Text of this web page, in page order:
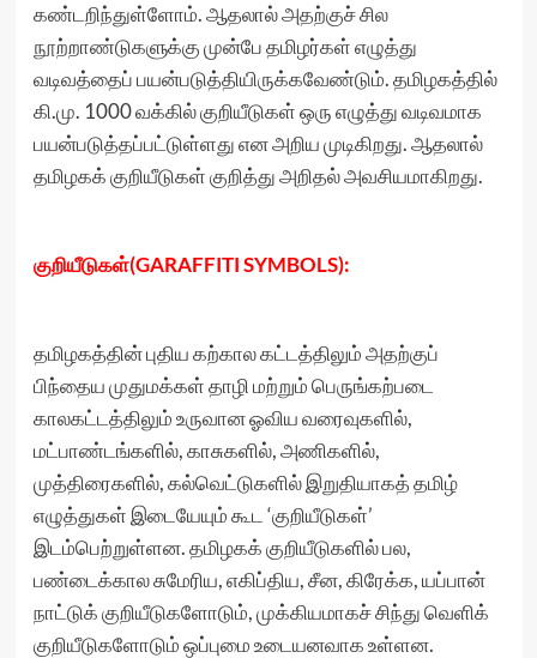
கண்டறிந்துள்ளோம். ஆதலால் அதற்குச் சில
நூற்றாண்டுகளுக்கு முன்பே தமிழர்கள் எழுத்து
வடிவத்தைப் பயன்படுத்தியிருக்கவேண்டும். தமிழகத்தில்
கி.மு. 1000 வக்கில் குறியீடுகள் ஒரு எழுத்து வடிவமாக
பயன்படுத்தப்பட்டுள்ளது என அறிய முடிகிறது. ஆதலால்
தமிழகக் குறியீடுகள் குறித்து அறிதல் அவசியமாகிறது.
குறியீடுகள்(GARAFFITI SYMBOLS):
தமிழகத்தின் புதிய கற்கால கட்டத்திலும் அதற்குப்
பிந்தைய முதுமக்கள் தாழி மற்றும் பெருங்கற்படை
காலகட்டத்திலும் உருவான ஓவிய வரைவுகளில்,
மட்பாண்டங்களில், காசுகளில், அணிகளில்,
முத்திரைகளில், கல்வெட்டுகளில் இறுதியாகத் தமிழ்
எழுத்துகள் இடையேயும் கூட ‘குறியீடுகள்’
இடம்பெற்றுள்ளன. தமிழகக் குறியீடுகளில் பல,
பண்டைக்கால சுமேரிய, எகிப்திய, சீன, கிரேக்க, யப்பான்
நாட்டுக் குறியீடுகளோடும், முக்கியமாகச் சிந்து வெளிக்
குறியீடுகளோடும் ஒப்புமை உடையனவாக உள்ளன.